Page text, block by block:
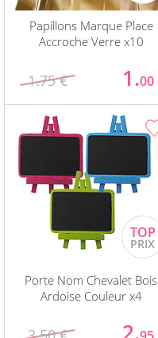
Papillons Marque Place
Accroche Verre x10
1.75 € 1.00
Porte Nom Chevalet Bois
Ardoise Couleur x4